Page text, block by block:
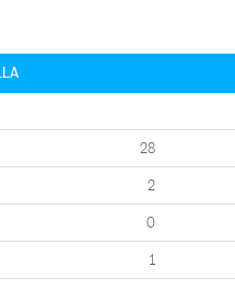
28
2
0
1